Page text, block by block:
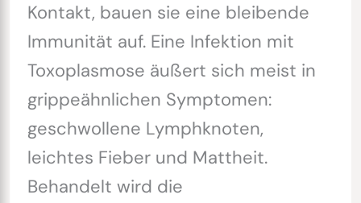
Kontakt, bauen sie eine bleibende
Immunität auf. Eine Infektion mit
Toxoplasmose äußert sich meist in
grippeähnlichen Symptomen:
geschwollene Lymphknoten,
leichtes Fieber und Mattheit.
Behandelt wird die